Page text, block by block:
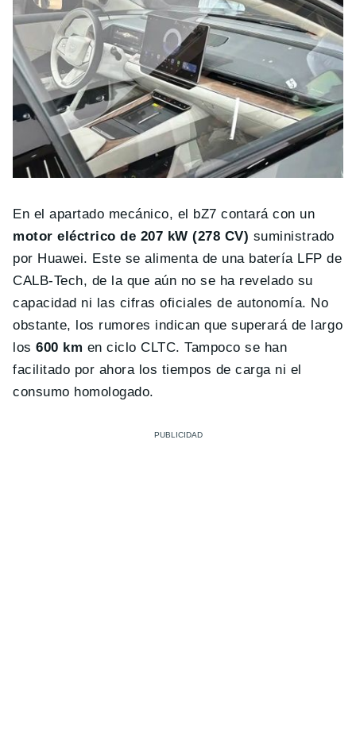
En el apartado mecánico, el bZ7 contará con un
motor eléctrico de 207 kW (278 CV) suministrado
por Huawei. Este se alimenta de una batería LFP de
CALB-Tech, de la que aún no se ha revelado su
capacidad ni las cifras oficiales de autonomía. No
obstante, los rumores indican que superará de largo
los600 km en ciclo CLTC. Tampoco se han
facilitado por ahora los tiempos de carga ni el
consumo homologado.